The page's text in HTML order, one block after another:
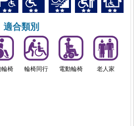
適合類別
輪椅 輪椅同行 電動輪椅 老人家